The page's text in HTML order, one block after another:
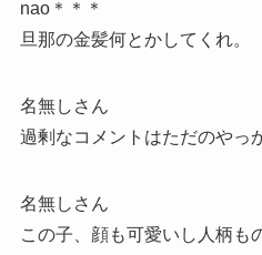
nao＊＊＊
旦那の金髪何とかしてくれ。
名無しさん
過剰なコメントはただのやっ
名無しさん
この子、顔も可愛いし人柄も